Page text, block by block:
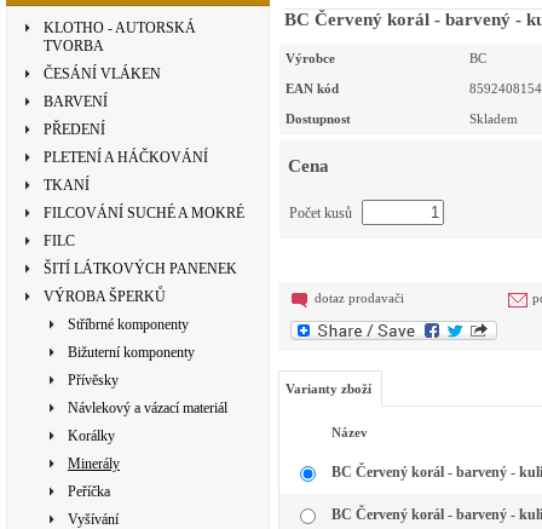
KLOTHO - AUTORSKÁ
TVORBA
ČESÁNÍ VLÁKEN
BARVENÍ
PŘEDENÍ
PLETENÍ A HÁČKOVÁNÍ
TKANÍ
FILCOVÁNÍ SUCHÉ A MOKRÉ
FILC
ŠITÍ LÁTKOVÝCH PANENEK
VÝROBA ŠPERKŮ
Stříbrné komponenty
Bižuterní komponenty
Přívěsky
Návlekový a vázací materiál
Korálky
Minerály
Peříčka
Vyšívání
BC Červený korál - barvený -
Výrobce BC
EAN kód
Dostupnost Skladem
Cena
Počet kusů
dotaz prodavači
Varianty zboží
Název
BC Červený korál - barvený -
BC Červený korál - barvený -